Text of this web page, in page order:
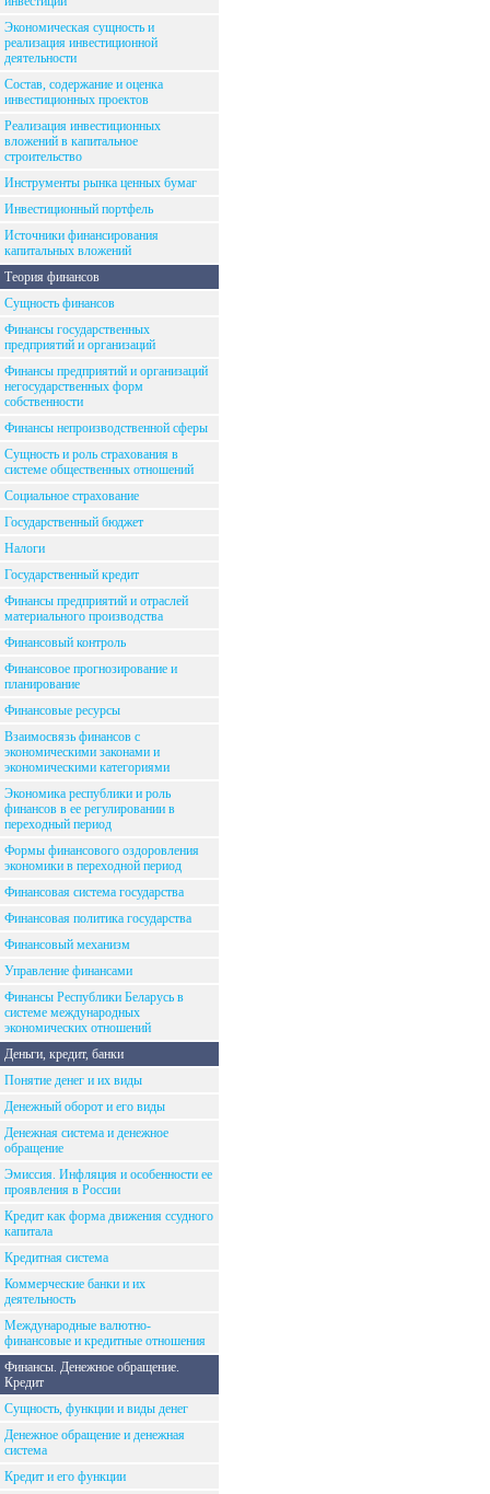
Экономическая сущность и
реализация инвестиционной
деятельности
Состав, содержание и оценка
инвестиционных проектов
Реализация инвестиционных
вложений в капитальное
строительство
Инструменты рынка ценных бумаг
Инвестиционный портфель
Источники финансирования
капитальных вложений
Теория финансов
Сущность финансов
Финансы государственных
предприятий и организаций
Финансы предприятий и организаций
негосударственных форм
собственности
Финансы непроизводственной сферы
Сущность и роль страхования в
системе общественных отношений
Социальное страхование
Государственный бюджет
Налоги
Государственный кредит
Финансы предприятий и отраслей
материального производства
Финансовый контроль
Финансовое прогнозирование и
планирование
Финансовые ресурсы
Взаимосвязь финансов с
экономическими законами и
экономическими категориями
Экономика республики и роль
финансов в ее регулировании в
переходный период
Формы финансового оздоровления
экономики в переходной период
Финансовая система государства
Финансовая политика государства
Финансовый механизм
Управление финансами
Финансы Республики Беларусь в
системе международных
экономических отношений
Деньги, кредит, банки
Понятие денег и их виды
Денежный оборот и его виды
Денежная система и денежное
обращение
Эмиссия. Инфляция и особенности ее
проявления в России
Кредит как форма движения ссудного
капитала
Кредитная система
Коммерческие банки и их
деятельность
Международные валютно-
финансовые и кредитные отношения
Финансы. Денежное обращение.
Кредит
Сущность, функции и виды денег
Денежное обращение и денежная
система
Кредит и его функции